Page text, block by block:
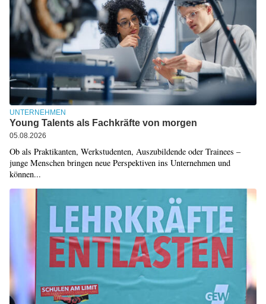
UNTERNEHMEN
Young Talents als Fachkräfte von morgen
05.08.2026
Ob als Praktikanten, Werkstudenten, Auszubildende oder Trainees –
junge Menschen bringen neue Perspektiven ins Unternehmen und
können...